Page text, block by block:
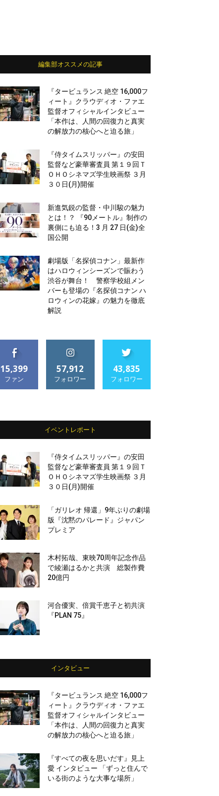
編集部オススメの記事
『タービュランス 絶空 16,000フ
ィート』クラウディオ・ファエ
監督オフィシャルインタビュー
「本作は、人間の回復力と真実
の解放力の核心へと迫る旅」
『侍タイムスリッパー』の安田
監督など豪華審査員 第１９回Ｔ
ＯＨＯシネマズ学生映画祭 ３月
３０日(月)開催
新進気鋭の監督・中川駿の魅力
とは！？ 『90メートル』制作の
裏側にも迫る！3 月 27 日(金)全
国公開
劇場版「名探偵コナン」最新作
はハロウィンシーズンで賑わう
渋谷が舞台！ 警察学校組メン
バーも登場の『名探偵コナン ハ
ロウィンの花嫁』の魅力を徹底
解説
15,399
ファン
57,912
フォロワー
43,835
フォロワー
イベントレポート
『侍タイムスリッパー』の安田
監督など豪華審査員 第１９回Ｔ
ＯＨＯシネマズ学生映画祭 ３月
３０日(月)開催
「ガリレオ 帰還」9年ぶりの劇場
版『沈黙のパレード』ジャパン
プレミア
木村拓哉、東映70周年記念作品
で綾瀬はるかと共演 総製作費
20億円
河合優実、倍賞千恵子と初共演
『PLAN 75』
インタビュー
『タービュランス 絶空 16,000フ
ィート』クラウディオ・ファエ
監督オフィシャルインタビュー
「本作は、人間の回復力と真実
の解放力の核心へと迫る旅」
『すべての夜を思いだす』見上
愛 インタビュー 「ずっと住んで
いる街のような大事な場所」